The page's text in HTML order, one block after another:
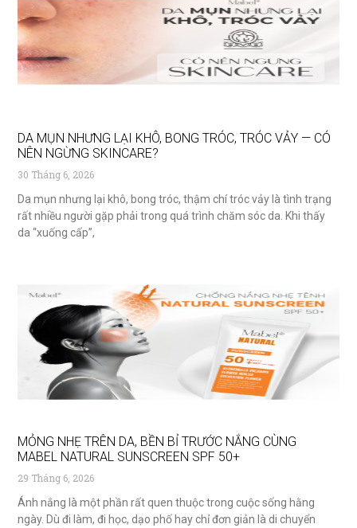
DA MỤN NHƯNG LẠI KHÔ, BONG TRÓC, TRÓC VẢY — CÓ
NÊN NGỪNG SKINCARE?
30 Tháng 6, 2026
Da mụn nhưng lại khô, bong tróc, thậm chí tróc vảy là tình trạng
rất nhiều người gặp phải trong quá trình chăm sóc da. Khi thấy
da “xuống cấp”,
MỎNG NHẸ TRÊN DA, BỀN BỈ TRƯỚC NẮNG CÙNG
MABEL NATURAL SUNSCREEN SPF 50+
29 Tháng 6, 2026
Ánh nắng là một phần rất quen thuộc trong cuộc sống hằng
ngày. Dù đi làm, đi học, dạo phố hay chỉ đơn giản là di chuyển